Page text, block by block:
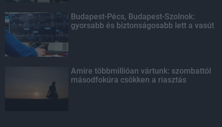
Budapest-Pécs, Budapest-Szolnok:
gyorsabb és biztonságosabb lett a vasút
Amire többmillióan vártunk: szombattól
másodfokúra csökken a riasztás